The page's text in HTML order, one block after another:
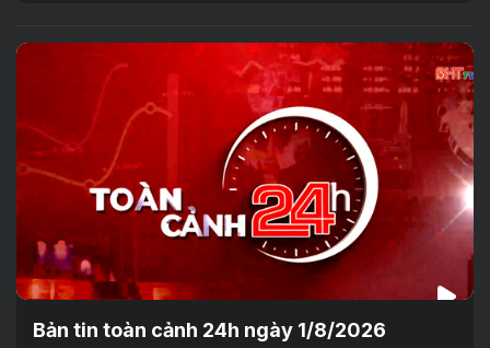
Bản tin toàn cảnh 24h ngày 1/8/2026